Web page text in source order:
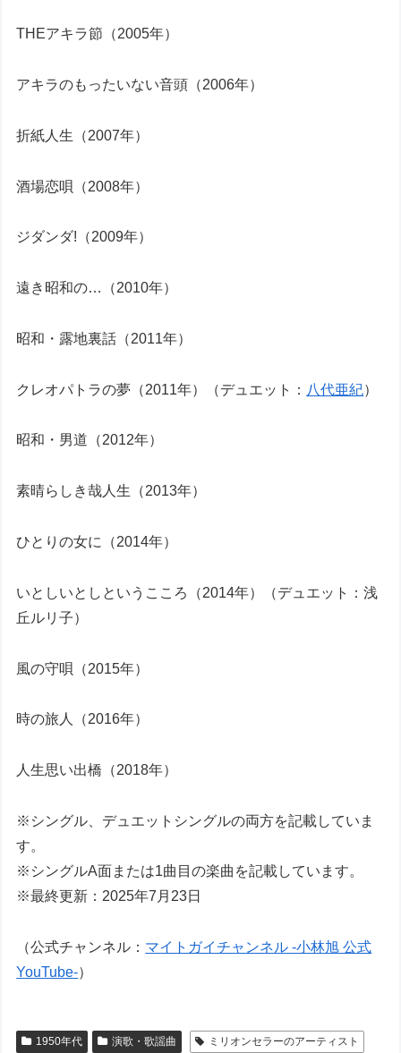
THEアキラ節（2005年）
アキラのもったいない音頭（2006年）
折紙人生（2007年）
酒場恋唄（2008年）
ジダンダ!（2009年）
遠き昭和の…（2010年）
昭和・露地裏話（2011年）
クレオパトラの夢（2011年）（デュエット： 八代亜紀）
昭和・男道（2012年）
素晴らしき哉人生（2013年）
ひとりの女に（2014年）
いとしいとしというこころ（2014年）（デュエット：浅
丘ルリ子）
風の守唄（2015年）
時の旅人（2016年）
人生思い出橋（2018年）
※シングル、デュエットシングルの両方を記載していま
す。
※シングルA面または1曲目の楽曲を記載しています。
※最終更新：2025年7月23日
（公式チャンネル： マイトガイチャンネル -小林旭 公式
YouTube-）
1950年代 演歌・歌謡曲
ミリオンセラーのアーティスト